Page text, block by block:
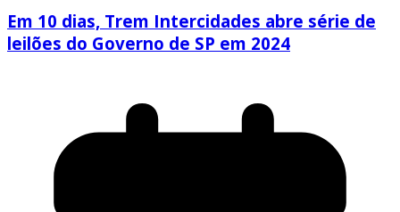
Em 10 dias, Trem Intercidades abre série de
leilões do Governo de SP em 2024